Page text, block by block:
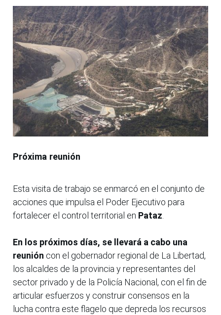
Próxima reunión
Esta visita de trabajo se enmarcó en el conjunto de
acciones que impulsa el Poder Ejecutivo para
fortalecer el control territorial en Pataz
En los próximos días, se llevará a cabo una
reunión con el gobernador regional de La Libertad,
los alcaldes de la provincia y representantes del
sector privado y de la Policía Nacional, con el fin de
articular esfuerzos y construir consensos en la
lucha contra este flagelo que depreda los recursos